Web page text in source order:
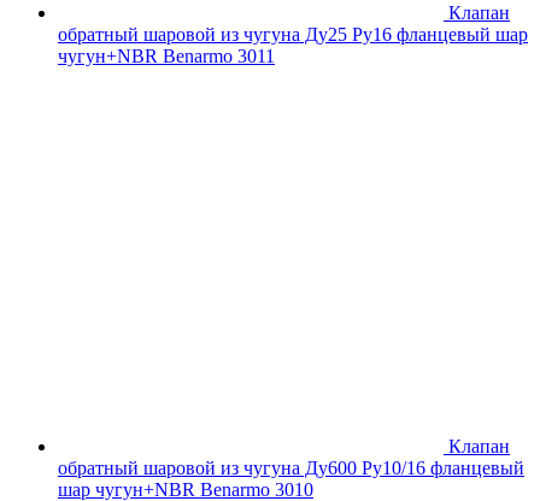
Клапан
обратный шаровой из чугуна Ду25 Ру16 фланцевый шар
чугун+NBR Benarmo 3011
Клапан
обратный шаровой из чугуна Ду600 Ру10/16 фланцевый
шар чугун+NBR Benarmo 3010